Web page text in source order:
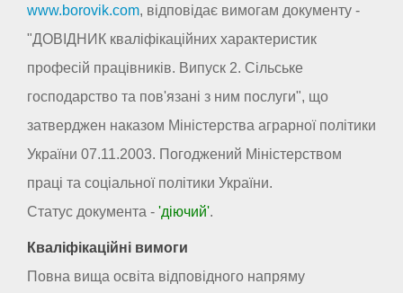
www.borovik.com, відповідає вимогам документу -
"ДОВІДНИК кваліфікаційних характеристик
професій працівників. Випуск 2. Сільське
господарство та пов'язані з ним послуги", що
затверджен наказом Міністерства аграрної політики
України 07.11.2003. Погоджений Міністерством
праці та соціальної політики України.
Статус документа - 'діючий'.
Кваліфікаційні вимоги
Повна вища освіта відповідного напряму